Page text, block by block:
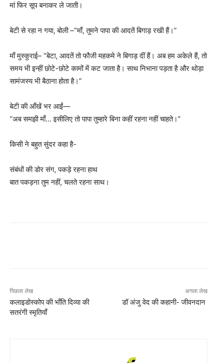
मां फिर सूप बनाकर ले जाती।
बेटी से रहा न गया, बोली –”माँ, तुमने पापा की आदतें बिगाड़ रखी हैं।”
माँ मुस्कुराई– “बेटा, आदतें तो फौजी महकमे ने बिगाड़ दीं हैं। अब हम अकेले हैं, तो
समय भी इन्हीं छोटे-छोटे कामों में कट जाता है। साथ निभाना पड़ता है और थोड़ा
सामंजस्य भी बैठाना होता है।”
बेटी की आँखें भर आईं—
“अब समझी माँ… इसीलिए तो पापा तुम्हारे बिना कहीं रहना नहीं चाहते।”
किसी ने बहुत सुंदर कहा है-
संबंधों की डोर संग, पकड़े रहना हाथ
बात पकड़ना तुम नहीं, चलते रहना साथ।
पिछला लेख
कलाइडोस्कोप की भाँति दिव्या की
सतरंगी स्मृतियाँ
अगला लेख
डॉ अंजु वेद की कहानी- जीवनदान